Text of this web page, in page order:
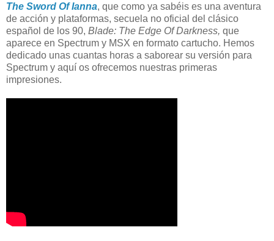
The Sword Of Ianna, que como ya sabéis es una aventura
de acción y plataformas, secuela no oficial del clásico
español de los 90, Blade: The Edge Of Darkness, que
aparece en Spectrum y MSX en formato cartucho. Hemos
dedicado unas cuantas horas a saborear su versión para
Spectrum y aquí os ofrecemos nuestras primeras
impresiones.